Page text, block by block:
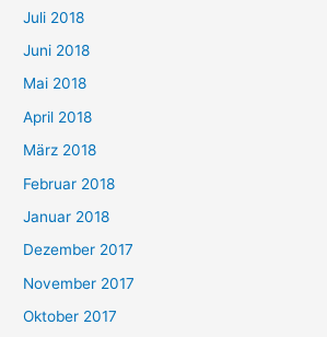
Juli 2018
Juni 2018
Mai 2018
April 2018
März 2018
Februar 2018
Januar 2018
Dezember 2017
November 2017
Oktober 2017